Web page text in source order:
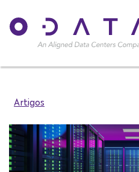
Artigos